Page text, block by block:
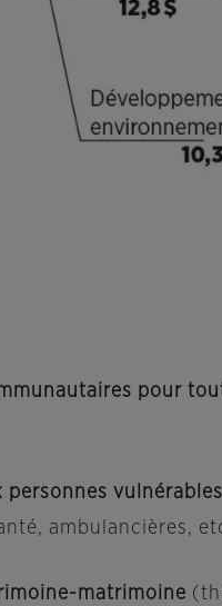
pour
vulnérables
ambulancières,
matrimoine